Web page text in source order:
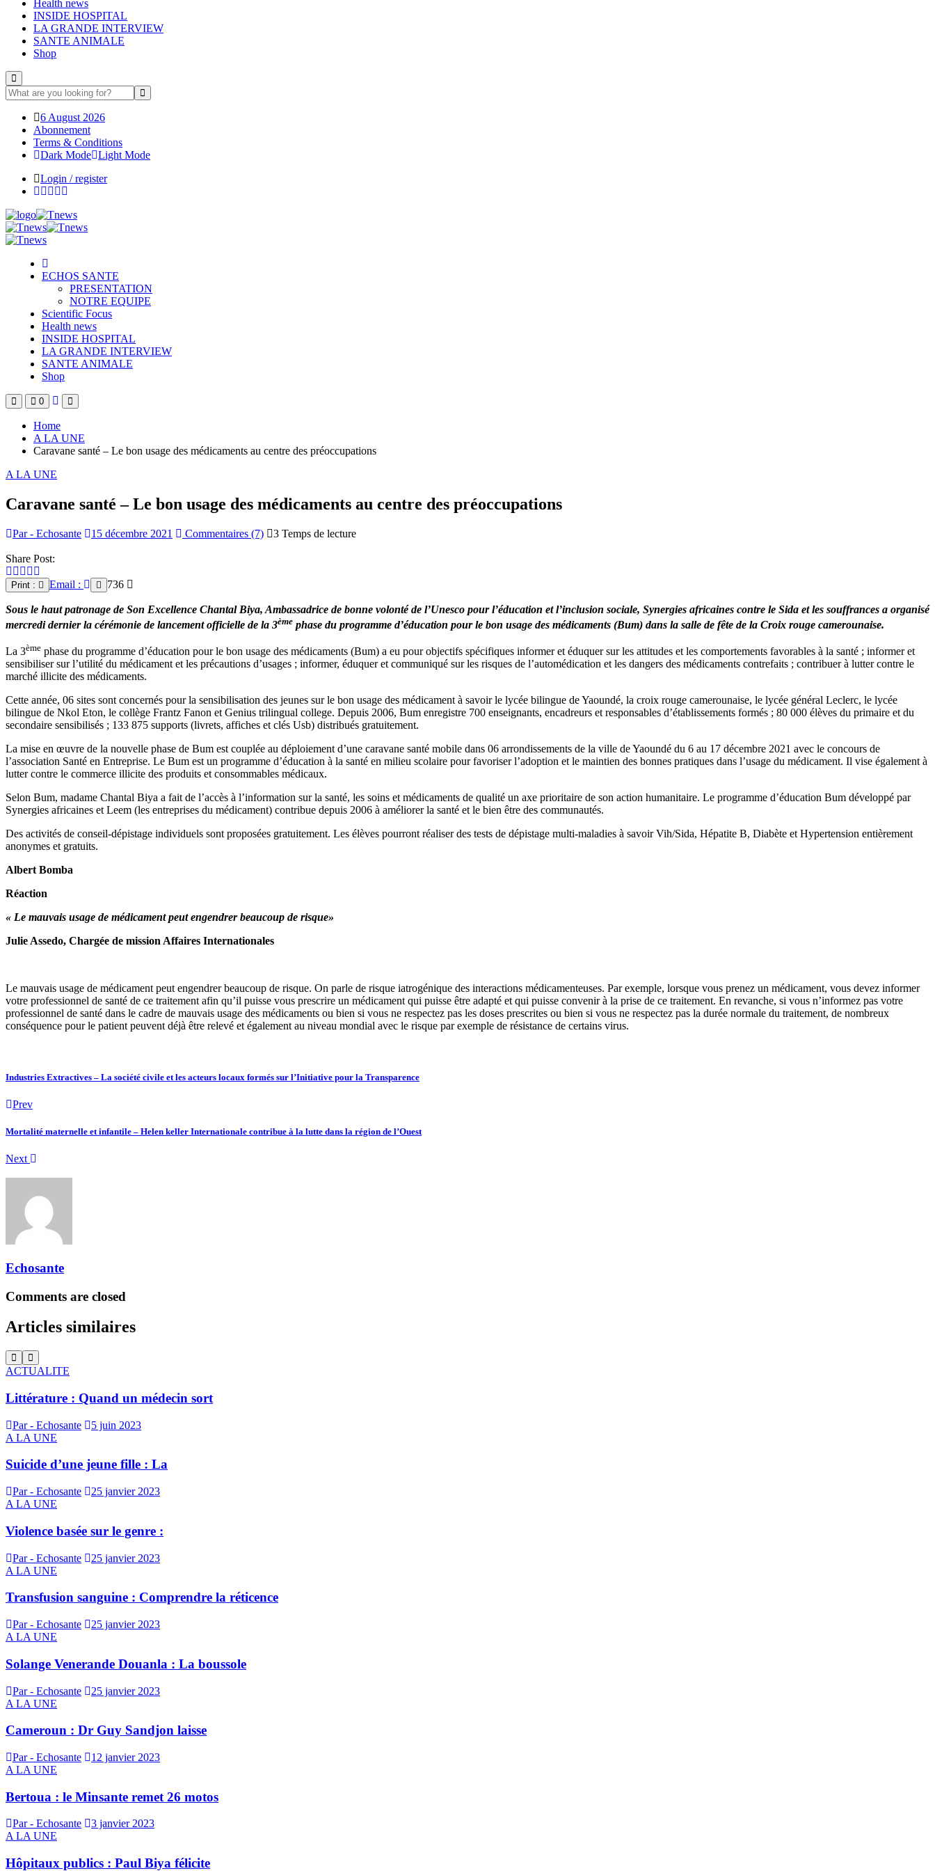
Health news
INSIDE HOSPITAL
LA GRANDE INTERVIEW
SANTE ANIMALE
Shop
6 August 2026
Abonnement
Terms & Conditions
Dark Mode Light Mode
Login / register
ECHOS SANTE
PRESENTATION
NOTRE EQUIPE
Scientific Focus
Health news
INSIDE HOSPITAL
LA GRANDE INTERVIEW
SANTE ANIMALE
Shop
0
Home
A LA UNE
Caravane santé – Le bon usage des médicaments au centre des préoccupations
A LA UNE
Caravane santé – Le bon usage des médicaments au centre des préoccupations
Par - Echosante 15 décembre 2021 Commentaires (7) 3 Temps de lecture
Share Post:
Print : Email : 736
Sous le haut patronage de Son Excellence Chantal Biya, Ambassadrice de bonne volonté de l’Unesco pour l’éducation et l’inclusion sociale, Synergies africaines contre le Sida et les souffrances a organisé
mercredi dernier la cérémonie de lancement officielle de la 3ème phase du programme d’éducation pour le bon usage des médicaments (Bum) dans la salle de fête de la Croix rouge camerounaise.
La 3ème phase du programme d’éducation pour le bon usage des médicaments (Bum) a eu pour objectifs spécifiques informer et éduquer sur les attitudes et les comportements favorables à la santé ; informer et
sensibiliser sur l’utilité du médicament et les précautions d’usages ; informer, éduquer et communiqué sur les risques de l’automédication et les dangers des médicaments contrefaits ; contribuer à lutter contre le
marché illicite des médicaments.
Cette année, 06 sites sont concernés pour la sensibilisation des jeunes sur le bon usage des médicament à savoir le lycée bilingue de Yaoundé, la croix rouge camerounaise, le lycée général Leclerc, le lycée
bilingue de Nkol Eton, le collège Frantz Fanon et Genius trilingual college. Depuis 2006, Bum enregistre 700 enseignants, encadreurs et responsables d’établissements formés ; 80 000 élèves du primaire et du
secondaire sensibilisés ; 133 875 supports (livrets, affiches et clés Usb) distribués gratuitement.
La mise en œuvre de la nouvelle phase de Bum est couplée au déploiement d’une caravane santé mobile dans 06 arrondissements de la ville de Yaoundé du 6 au 17 décembre 2021 avec le concours de
l’association Santé en Entreprise. Le Bum est un programme d’éducation à la santé en milieu scolaire pour favoriser l’adoption et le maintien des bonnes pratiques dans l’usage du médicament. Il vise également à
lutter contre le commerce illicite des produits et consommables médicaux.
Selon Bum, madame Chantal Biya a fait de l’accès à l’information sur la santé, les soins et médicaments de qualité un axe prioritaire de son action humanitaire. Le programme d’éducation Bum développé par
Synergies africaines et Leem (les entreprises du médicament) contribue depuis 2006 à améliorer la santé et le bien être des communautés.
Des activités de conseil-dépistage individuels sont proposées gratuitement. Les élèves pourront réaliser des tests de dépistage multi-maladies à savoir Vih/Sida, Hépatite B, Diabète et Hypertension entièrement
anonymes et gratuits.
Albert Bomba
Réaction
« Le mauvais usage de médicament peut engendrer beaucoup de risque»
Julie Assedo, Chargée de mission Affaires Internationales
Le mauvais usage de médicament peut engendrer beaucoup de risque. On parle de risque iatrogénique des interactions médicamenteuses. Par exemple, lorsque vous prenez un médicament, vous devez informer
votre professionnel de santé de ce traitement afin qu’il puisse vous prescrire un médicament qui puisse être adapté et qui puisse convenir à la prise de ce traitement. En revanche, si vous n’informez pas votre
professionnel de santé dans le cadre de mauvais usage des médicaments ou bien si vous ne respectez pas les doses prescrites ou bien si vous ne respectez pas la durée normale du traitement, de nombreux
conséquence pour le patient peuvent déjà être relevé et également au niveau mondial avec le risque par exemple de résistance de certains virus.
Industries Extractives – La société civile et les acteurs locaux formés sur l’Initiative pour la Transparence
Prev
Mortalité maternelle et infantile – Helen keller Internationale contribue à la lutte dans la région de l’Ouest
Next
Echosante
Comments are closed
Articles similaires
ACTUALITE
Littérature : Quand un médecin sort
Par - Echosante
5 juin 2023
A LA UNE
Suicide d’une jeune fille : La
Par - Echosante
25 janvier 2023
A LA UNE
Violence basée sur le genre :
Par - Echosante
25 janvier 2023
A LA UNE
Transfusion sanguine : Comprendre la réticence
Par - Echosante
25 janvier 2023
A LA UNE
Solange Venerande Douanla : La boussole
Par - Echosante
25 janvier 2023
A LA UNE
Cameroun : Dr Guy Sandjon laisse
Par - Echosante
12 janvier 2023
A LA UNE
Bertoua : le Minsante remet 26 motos
Par - Echosante
3 janvier 2023
A LA UNE
Hôpitaux publics : Paul Biya félicite